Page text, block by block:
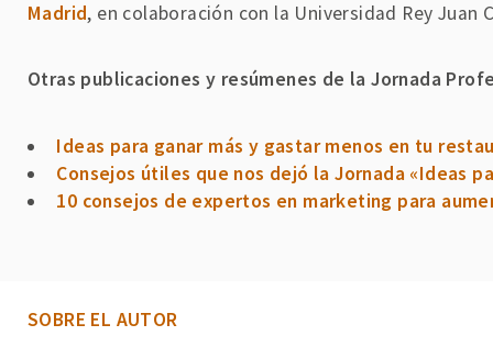
Madrid, en colaboración con la Universidad Rey Juan
Otras publicaciones y resúmenes de la Jornada
Ideas para ganar más y gastar menos en tu
Consejos útiles que nos dejó la Jornada «Ideas
10 consejos de expertos en marketing para
SOBRE EL AUTOR